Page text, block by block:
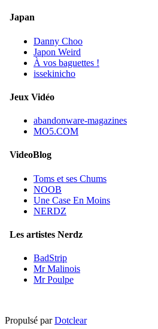
Japan
Danny Choo
Japon Weird
À vos baguettes !
issekinicho
Jeux Vidéo
abandonware-magazines
MO5.COM
VideoBlog
Toms et ses Chums
NOOB
Une Case En Moins
NERDZ
Les artistes Nerdz
BadStrip
Mr Malinois
Mr Poulpe
Propulsé parDotclear